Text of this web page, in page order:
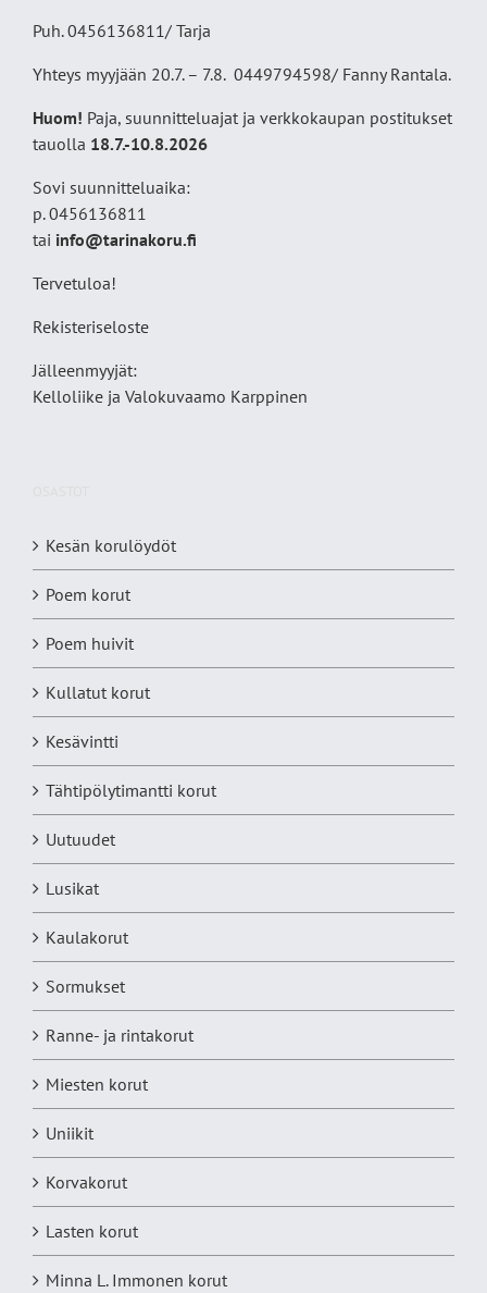
Puh. 0456136811/ Tarja
Yhteys myyjään 20.7. – 7.8. 0449794598/ Fanny Rantala.
Huom! Paja, suunnitteluajat ja verkkokaupan postitukset
tauolla 18.7.-10.8.2026
Sovi suunnitteluaika:
p. 0456136811
tai info@tarinakoru.fi
Tervetuloa!
Rekisteriseloste
Jälleenmyyjät:
Kelloliike ja Valokuvaamo Karppinen
Kesän korulöydöt
Poem korut
Poem huivit
Kullatut korut
Kesävintti
Tähtipölytimantti korut
Uutuudet
Lusikat
Kaulakorut
Sormukset
Ranne- ja rintakorut
Miesten korut
Uniikit
Korvakorut
Lasten korut
Minna L. Immonen korut